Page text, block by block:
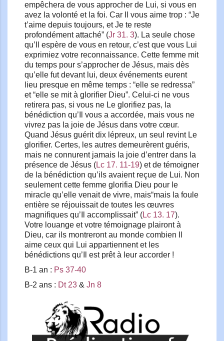
empêchera de vous approcher de Lui, si vous en
avez la volonté et la foi. Car Il vous aime trop : “Je
t’aime depuis toujours, et Je te reste
profondément attaché” (Jr 31. 3). La seule chose
qu’Il espère de vous en retour, c’est que vous Lui
exprimiez votre reconnaissance. Cette femme mit
du temps pour s’approcher de Jésus, mais dès
qu’elle fut devant lui, deux événements eurent
lieu presque en même temps : “elle se redressa”
et “elle se mit à glorifier Dieu”. Celui-ci ne vous
retirera pas, si vous ne Le glorifiez pas, la
bénédiction qu’Il vous a accordée, mais vous ne
vivrez pas la joie de Jésus dans votre cœur.
Quand Jésus guérit dix lépreux, un seul revint Le
glorifier. Certes, les autres demeurèrent guéris,
mais ne connurent jamais la joie d’entrer dans la
présence de Jésus (Lc 17. 11-19) et de témoigner
de la bénédiction qu’ils avaient reçue de Lui. Non
seulement cette femme glorifia Dieu pour le
miracle qu’elle venait de vivre, mais“mais la foule
entière se réjouissait de toutes les œuvres
magnifiques qu’Il accomplissait” (Lc 13. 17).
Votre louange et votre témoignage plairont à
Dieu, car ils montreront au monde combien Il
aime ceux qui Lui appartiennent et les
bénédictions qu’Il est prêt à leur accorder !
B-1 an : Ps 37-40
B-2 ans : Dt 23 & Jn 8